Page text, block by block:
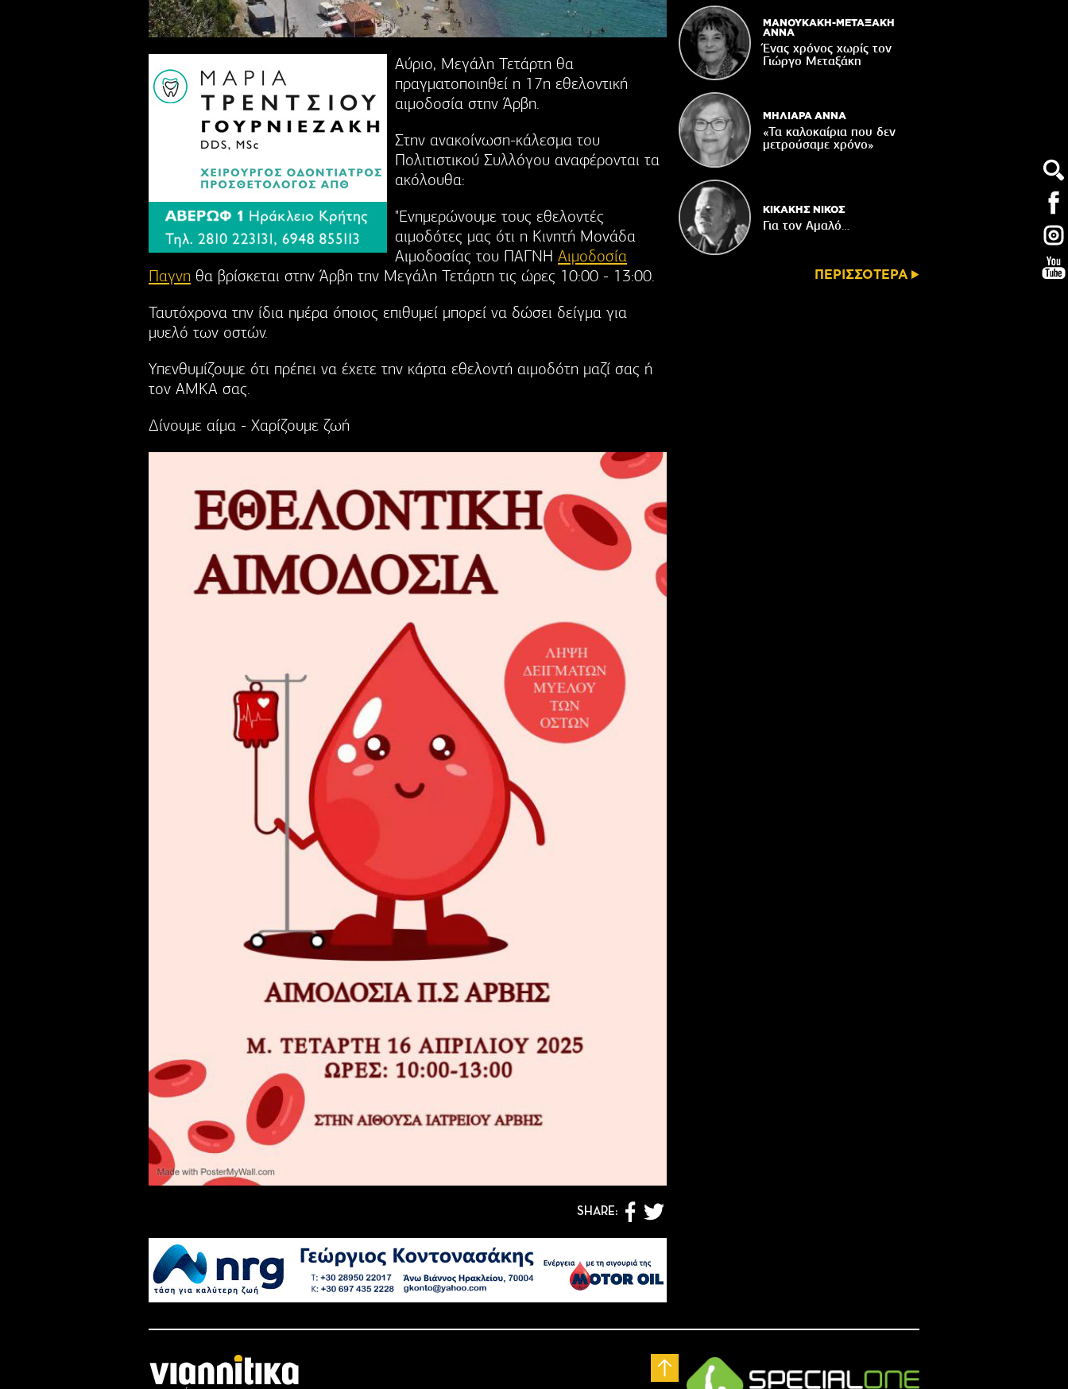
Αύριο, Μεγάλη Τετάρτη θα
πραγματοποιηθεί η 17η εθελοντική
αιμοδοσία στην Άρβη.
Στην ανακοίνωση-κάλεσμα του
Πολιτιστικού Συλλόγου αναφέρονται τα
ακόλουθα:
"Ενημερώνουμε τους εθελοντές
αιμοδότες μας ότι η Κινητή Μονάδα
Αιμοδοσίας του ΠΑΓΝΗ Αιμοδοσία
Παγνη θα βρίσκεται στην Άρβη την Μεγάλη Τετάρτη τις ώρες 10:00 - 13:00.
Ταυτόχρονα την ίδια ημέρα όποιος επιθυμεί μπορεί να δώσει δείγμα για
μυελό των οστών.
Υπενθυμίζουμε ότι πρέπει να έχετε την κάρτα εθελοντή αιμοδότη μαζί σας ή
τον ΑΜΚΑ σας.
Δίνουμε αίμα - Χαρίζουμε ζωή
SHARE:
Η 8η Γιορτή Μπανάνας στην Άρβη με τη
στήριξη του Δήμου Βιάννου
05/08/2026
Νέος μετεωρολογικός σταθμός στον
οικισμό του Συκολόγου
ΜΑΝΟΥΚΑΚΗ-ΜΕΤΑΞΑΚΗ
ΑΝΝΑ
Ένας χρόνος χωρίς τον
Γιώργο Μεταξάκη
ΜΗΛΙΑΡΑ ΑΝΝΑ
«Τα καλοκαίρια που δεν
μετρούσαμε χρόνο»
ΚΙΚΑΚΗΣ ΝΙΚΟΣ
Για τον Αμαλό…
ΠΕΡΙΣΣΟΤΕΡΑ